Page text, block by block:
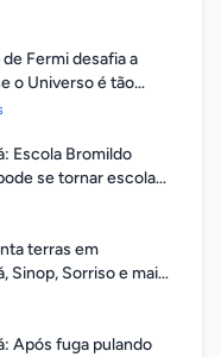
pela população
de Fermi desafia a
o Universo é tão
ninguém
Escola Bromildo
se tornar escola
terras em
Sinop, Sorriso e mais
com maior
Após fuga pulando